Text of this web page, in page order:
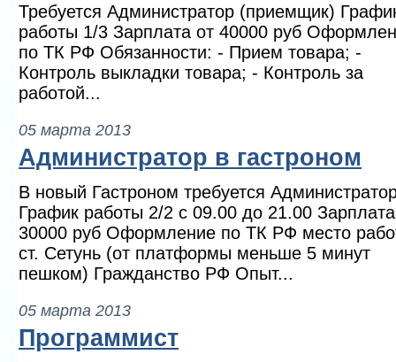
Требуется Администратор (приемщик)
работы 1/3 Зарплата от 40000 руб
по ТК РФ Обязанности: - Прием товара; -
Контроль выкладки товара; - Контроль за
работой...
05 марта 2013
Администратор в гастроном
В новый Гастроном требуется
График работы 2/2 с 09.00 до 21.00
30000 руб Оформление по ТК РФ место
ст. Сетунь (от платформы меньше 5 минут
пешком) Гражданство РФ Опыт...
05 марта 2013
Программист